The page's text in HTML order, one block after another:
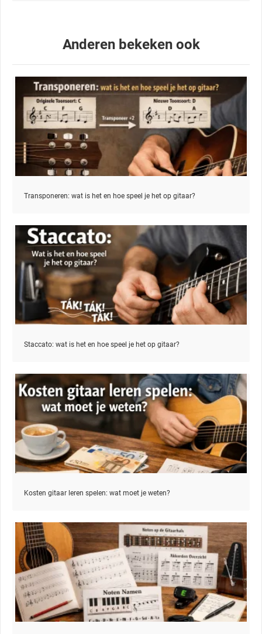
Anderen bekeken ook
Transponeren: wat is het en hoe speel je het op gitaar?
Staccato: wat is het en hoe speel je het op gitaar?
Kosten gitaar leren spelen: wat moet je weten?